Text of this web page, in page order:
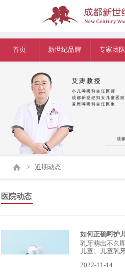
首页 新世纪品牌 专家团队
> 近期动态
医院动态
如何正确呵护
乳牙萌出不久
儿童。儿童乳
2022-11-14